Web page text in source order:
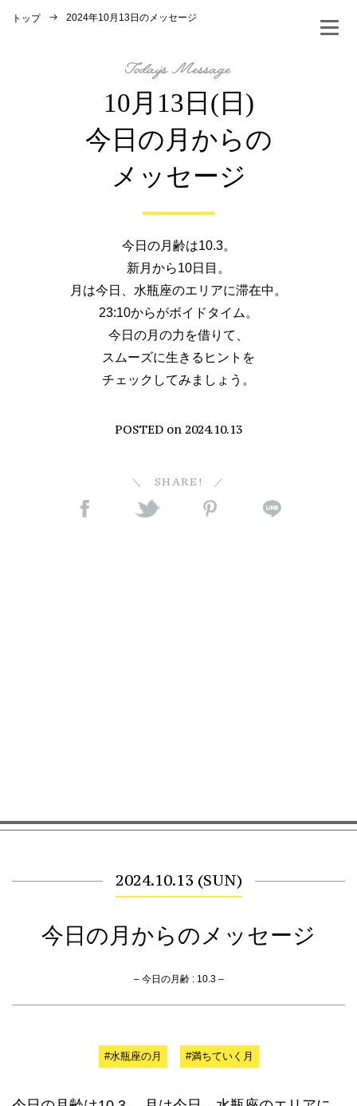
トップ 2024年10月13日のメッセージ
10月13日(日)
今日の月からの
メッセージ
今日の月齢は10.3。
新月から10日目。
月は今日、水瓶座のエリアに滞在中。
23:10からがボイドタイム。
今日の月の力を借りて、
スムーズに生きるヒントを
チェックしてみましょう。
POSTED on 2024.10.13
SHARE!
2024.10.13 (SUN)
今日の月からのメッセージ
– 今日の月齢 : 10.3 –
#水瓶座の月 #満ちていく月